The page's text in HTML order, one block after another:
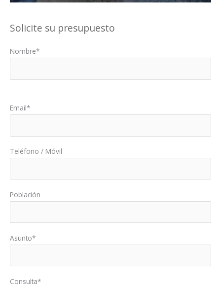
Solicite su presupuesto
Nombre*
Email*
Teléfono / Móvil
Población
Asunto*
Consulta*